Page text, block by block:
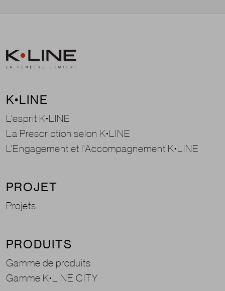
K•LINE
L'esprit K•LINE
La Prescription selon K•LINE
L'Engagement et l'Accompagnement K•LINE
PROJET
Projets
PRODUITS
Gamme de produits
Gamme K•LINE CITY